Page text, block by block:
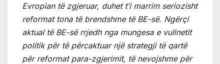
Evropian të zgjeruar, duhet t’i marrim seriozisht
reformat tona të brendshme të BE-së. Ngërçi
aktual të BE-së rrjedh nga mungesa e vullnetit
politik për të përcaktuar një strategji të qartë
për reformat para-zgjerimit, të nevojshme për